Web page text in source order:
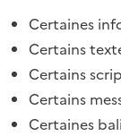
Certaines
Certains
Certains
Certains
Certaines